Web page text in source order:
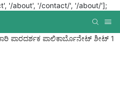
'/about', '/contact/', '/about/'];